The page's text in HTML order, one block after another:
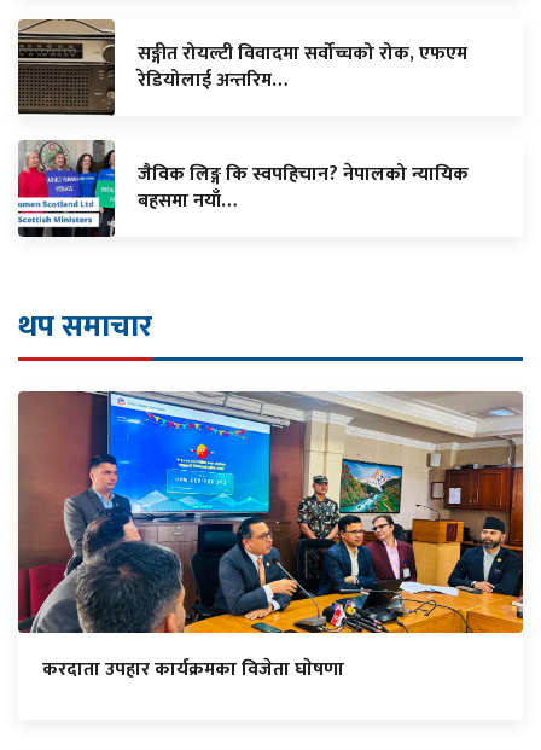
सङ्गीत रोयल्टी विवादमा सर्वोच्चको रोक, एफएम
रेडियोलाई अन्तरिम…
जैविक लिङ्ग कि स्वपहिचान? नेपालको न्यायिक
बहसमा नयाँ…
थप समाचार
करदाता उपहार कार्यक्रमका विजेता घाेषणा